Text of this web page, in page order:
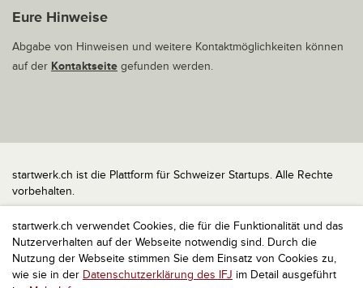
startwerk.ch verwendet Cookies, die für die Funktionalität und das
Nutzerverhalten auf der Webseite notwendig sind. Durch die
Nutzung der Webseite stimmen Sie dem Einsatz von Cookies zu,
wie sie in der Datenschutzerklärung des IFJ im Detail ausgeführt
Eure Hinweise
Abgabe von Hinweisen und weitere Kontaktmöglichkeiten können
auf der Kontaktseite gefunden werden.
startwerk.ch ist die Plattform für Schweizer Startups. Alle Rechte
vorbehalten.
Impressum
Kontakt
nach oben